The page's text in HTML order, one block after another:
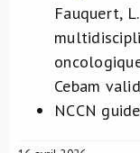
Fauquert,
Cebam
NCCN